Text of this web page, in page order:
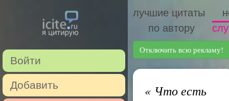
Войти
Добавить
лучшие цитаты
по автору
Отключить всю рекламу!
«Что есть